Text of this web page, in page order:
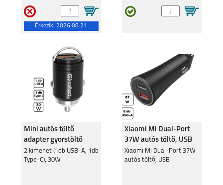
Érkezik:2026.08.21
Mini autós töltő
adapter gyorstöltő
funkcióval 30W
2 kimenet (1db USB-A, 1db
Type-C), 30W
Xiaomi Mi Dual-Port
37W autós töltő, USB
Xiaomi Mi Dual-Port 37W
autós töltő, USB